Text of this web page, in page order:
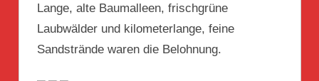
Lange, alte Baumalleen, frischgrüne
Laubwälder und kilometerlange, feine
Sandstrände waren die Belohnung.